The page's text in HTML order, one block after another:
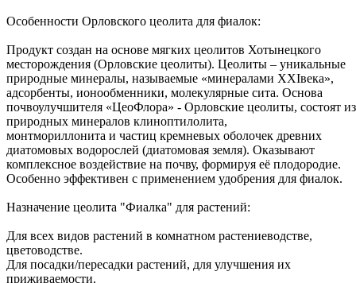
Особенности Орловского цеолита для фиалок:
Продукт создан на основе мягких цеолитов Хотынецкого
месторождения (Орловские цеолиты). Цеолиты – уникальные
природные минералы, называемые «минералами XXIвека»,
адсорбенты, ионообменники, молекулярные сита. Основа
почвоулучшителя «ЦеоФлора» - Орловские цеолиты, состоят из
природных минералов клиноптилолита,
монтмориллонита и частиц кремневых оболочек древних
диатомовых водорослей (диатомовая земля). Оказывают
комплексное воздействие на почву, формируя её плодородие.
Особенно эффективен с применением удобрения для фиалок.
Назначение цеолита "Фиалка" для растений:
Для всех видов растений в комнатном растениеводстве,
цветоводстве.
Для посадки/пересадки растений, для улучшения их
приживаемости.